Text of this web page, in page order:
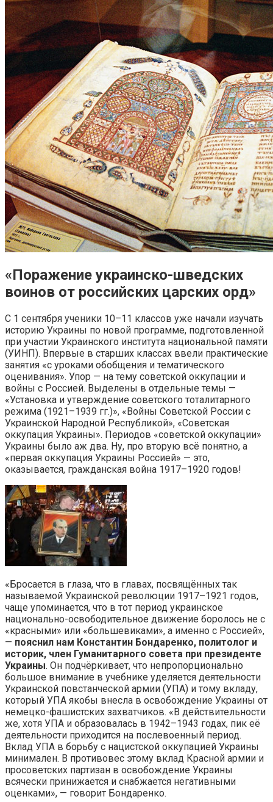
«Поражение украинско-шведских
воинов от российских царских орд»
С 1 сентября ученики 10–11 классов уже начали изучать
историю Украины по новой программе, подготовленной
при участии Украинского института национальной памяти
(УИНП). Впервые в старших классах ввели практические
занятия «с уроками обобщения и тематического
оценивания». Упор — на тему советской оккупации и
войны с Россией. Выделены в отдельные темы —
«Установка и утверждение советского тоталитарного
режима (1921–1939 гг.)», «Войны Советской России с
Украинской Народной Республикой», «Советская
оккупация Украины». Периодов «советской оккупации»
Украины было аж два. Ну, про вторую всё понятно, а
«первая оккупация Украины Россией» — это,
оказывается, гражданская война 1917–1920 годов!
«Бросается в глаза, что в главах, посвящённых так
называемой Украинской революции 1917–1921 годов,
чаще упоминается, что в тот период украинское
национально-освободительное движение боролось не с
«красными» или «большевиками», а именно с Россией»,
— пояснил нам Константин Бондаренко, политолог и
историк, член Гуманитарного совета при президенте
Украины. Он подчёркивает, что непропорционально
большое внимание в учебнике уделяется деятельности
Украинской повстанческой армии (УПА) и тому вкладу,
который УПА якобы внесла в освобождение Украины от
немецко-фашистских захватчиков. «В действительности
же, хотя УПА и образовалась в 1942–1943 годах, пик её
деятельности приходится на послевоенный период.
Вклад УПА в борьбу с нацистской оккупацией Украины
минимален. В противовес этому вклад Красной армии и
просоветских партизан в освобождение Украины
всячески принижается и снабжается негативными
оценками», — говорит Бондаренко.